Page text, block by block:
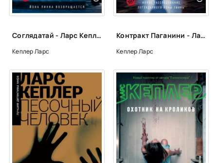
0039
0043
0044
0045
0046
0048
Соглядатай - Ларс Кеплер
Кеплер Ларс
Контракт Паганини - Ларс Кеплер
Кеплер Ларс